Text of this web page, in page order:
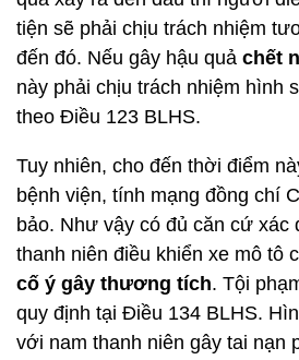
tiện sẽ phải chịu trách nhiệm
đến đó. Nếu gây hậu quả chết
này phải chịu trách nhiệm hình
theo Điều 123 BLHS.
Tuy nhiên, cho đến thời điểm
bệnh viện, tính mạng đồng chí
bảo. Như vậy có đủ căn cứ xác
thanh niên điều khiển xe mô tô
cố ý gây thương tích. Tội
quy định tại Điều 134 BLHS.
với nam thanh niên gây tai nạn